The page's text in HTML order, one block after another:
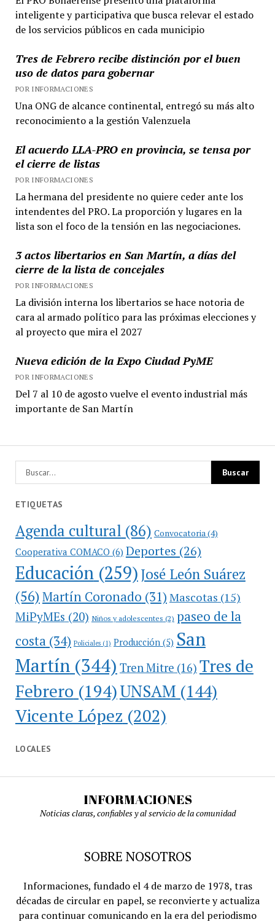
inteligente y participativa que busca relevar el estado
de los servicios públicos en cada municipio
Tres de Febrero recibe distinción por el buen
uso de datos para gobernar
POR INFORMACIONES
Una ONG de alcance continental, entregó su más alto
reconocimiento a la gestión Valenzuela
El acuerdo LLA-PRO en provincia, se tensa por
el cierre de listas
POR INFORMACIONES
La hermana del presidente no quiere ceder ante los
intendentes del PRO. La proporción y lugares en la
lista son el foco de la tensión en las negociaciones.
3 actos libertarios en San Martín, a días del
cierre de la lista de concejales
POR INFORMACIONES
La división interna los libertarios se hace notoria de
cara al armado político para las próximas elecciones y
al proyecto que mira el 2027
Nueva edición de la Expo Ciudad PyME
POR INFORMACIONES
Del 7 al 10 de agosto vuelve el evento industrial más
importante de San Martín
ETIQUETAS
Agenda cultural (86) Convocatoria (4)
Cooperativa COMACO(6) Deportes (26)
Educación(259)José León Suárez
(56)Martín Coronado (31) Mascotas (15)
MiPyMEs (20) Niños y adolescentes (2) paseo de la
costa(34) Policiales(1) Producción(5) San
Martín(344) Tren Mitre (16) Tres de
Febrero (194)UNSAM (144)
Vicente López (202)
LOCALES
INFORMACIONES
Noticias claras, confiables y al servicio de la comunidad
SOBRE NOSOTROS
Informaciones, fundado el 4 de marzo de 1978, tras
décadas de circular en papel, se reconvierte y actualiza
para continuar comunicando en la era del periodismo